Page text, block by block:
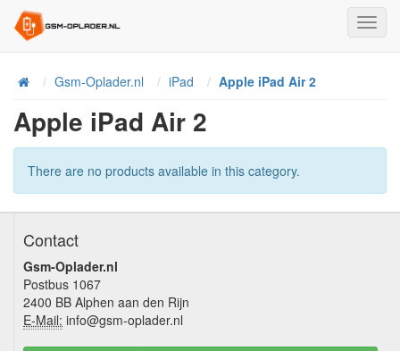
HomeGsm-Oplader.nl iPad Apple iPad Air 2
Apple iPad Air 2
There are no products available in this category.
Contact
Gsm-Oplader.nl
Postbus 1067
2400 BB Alphen aan den Rijn
E-Mail: info@gsm-oplader.nl